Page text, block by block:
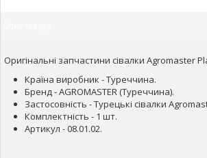
Оригінальні запчастини сівалки Agromaster
Країна виробник - Туреччина.
Бренд - AGROMASTER (Туреччина).
Застосовність - Турецькі сівалки
Комплектність - 1 шт.
Артикул - 08.01.02.